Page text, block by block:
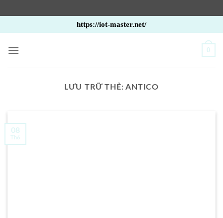
qua
nội
https://iot-master.net/
0
LƯU TRỮ THẺ:ANTICO
08
Th6